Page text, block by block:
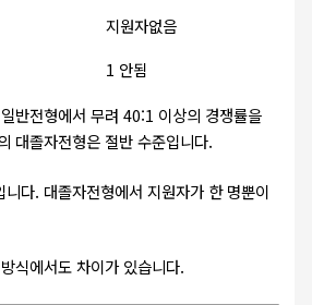
지원자없음
1 안됨
반전형에서 무려 40:1 이상의 경쟁률을
대졸자전형은 절반 수준입니다.
다. 대졸자전형에서 지원자가 한 명뿐이
식에서도 차이가 있습니다.